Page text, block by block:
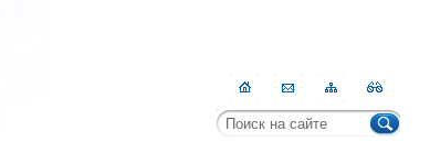
ГлавнаяКонтактыКарта
сайта
RSS